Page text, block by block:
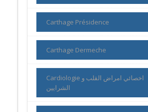
Carthage Présidence
Carthage Dermeche
Cardiologie اخصائي امراض القلب و
الشرايين